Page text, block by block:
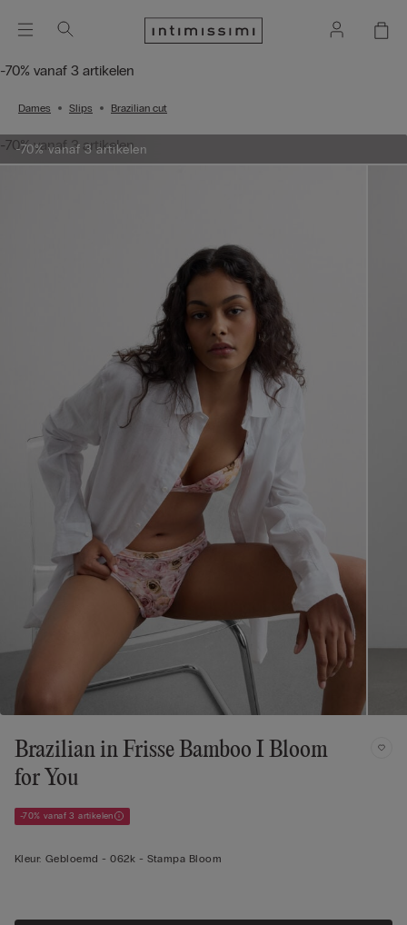
-70% vanaf 3 artikelen
Dames Slips Brazilian cut
-70% vanaf 3 artikelen
-70% vanaf 3 artikelen
Brazilian in Frisse Bamboo I Bloom
for You
-70% vanaf 3 artikelen
Kleur: Gebloemd -062k - Stampa Bloom